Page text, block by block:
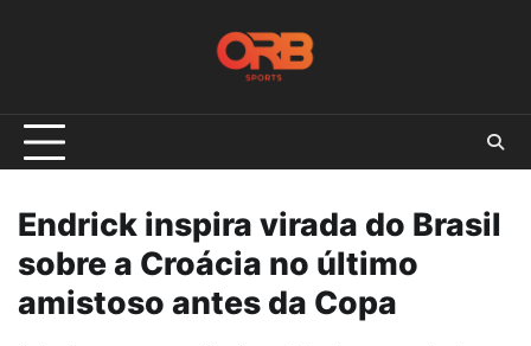
Endrick inspira virada do Brasil
sobre a Croácia no último
amistoso antes da Copa